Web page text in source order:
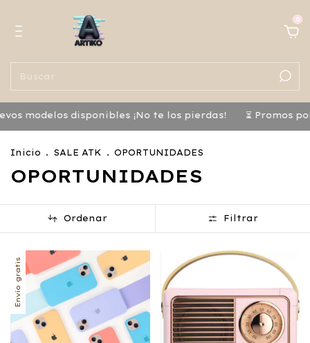
0
disponibles ¡No te los pierdas! ⏳ Promos por
Inicio . SALE ATK . OPORTUNIDADES
OPORTUNIDADES
Ordenar Filtrar
Envío gratis